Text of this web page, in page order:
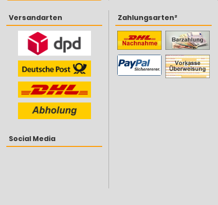
Versandarten
Social Media
Zahlungsarten²